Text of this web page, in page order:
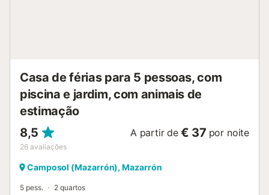
Casa de férias para 5 pessoas, com
piscina e jardim, com animais de
estimação
8,5
26 avaliações
A partir de € 37 por noite
Camposol (Mazarrón), Mazarrón
5 pess. 2 quartos